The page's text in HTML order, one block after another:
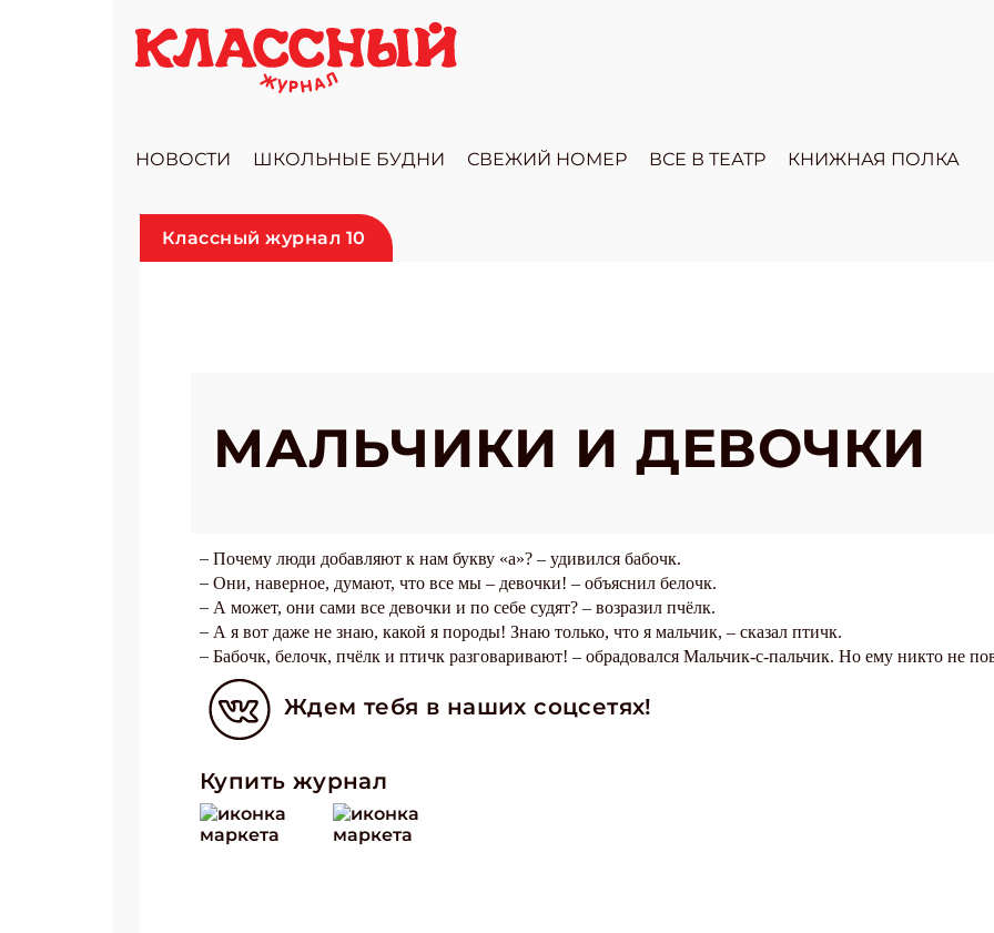
НОВОСТИ ШКОЛЬНЫЕ БУДНИ СВЕЖИЙ НОМЕР ВСЕ В ТЕАТР КНИЖНАЯ ПОЛКА
Классный журнал 10
МАЛЬЧИКИ И ДЕВОЧКИ
– Почему люди добавляют к нам букву «а»? – удивился бабочк.
– Они, наверное, думают, что все мы – девочки! – объяснил белочк.
– А может, они сами все девочки и по себе судят? – возразил пчёлк.
– А я вот даже не знаю, какой я породы! Знаю только, что я мальчик, – сказал птичк.
– Бабочк, белочк, пчёлк и птичк разговаривают! – обрадовался Мальчик-с-пальчик. Но ему никто не
Ждем тебя в наших соцсетях!
Купить журнал